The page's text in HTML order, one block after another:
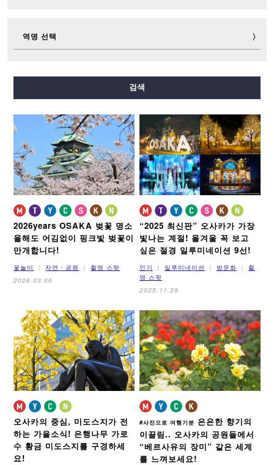
역명 선택
사카이스지선
이마자토스지선 뉴트램
검색
2026years OSAKA 벚꽃 명소
올해도 어김없이 핑크빛 벚꽃이
만개합니다!
꽃놀이 자연・공원
촬영 스팟
2026.03.06
“2025 최신판” 오사카가 가장
빛나는 계절! 올겨울 꼭 보고
싶은 절경 일루미네이션 9선!
인기 일루미네이션 밤문화
촬
영 스팟
2025.11.28
오사카의 중심, 미도스지가 전
하는 가을소식! 은행나무 가로
수 황금 미도스지를 구경하세
요!
#사진으로 여행기분 은은한 향기의
이끌림.. 오사카의 공원들에서
“베르사유의 장미” 같은 세계
를 느껴보세요!